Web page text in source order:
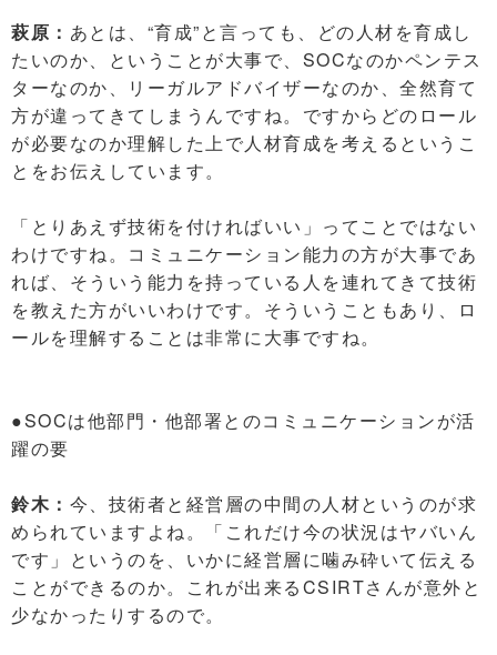
萩原： あとは、“育成”と言っても、どの人材を育成し
たいのか、ということが大事で、SOCなのかペンテス
ターなのか、リーガルアドバイザーなのか、全然育て
方が違ってきてしまうんですね。ですからどのロール
が必要なのか理解した上で人材育成を考えるというこ
とをお伝えしています。
「とりあえず技術を付ければいい」ってことではない
わけですね。コミュニケーション能力の方が大事であ
れば、そういう能力を持っている人を連れてきて技術
を教えた方がいいわけです。そういうこともあり、ロ
ールを理解することは非常に大事ですね。
●SOCは他部門・他部署とのコミュニケーションが活
躍の要
鈴木： 今、技術者と経営層の中間の人材というのが求
められていますよね。「これだけ今の状況はヤバいん
です」というのを、いかに経営層に噛み砕いて伝える
ことができるのか。これが出来るCSIRTさんが意外と
少なかったりするので。